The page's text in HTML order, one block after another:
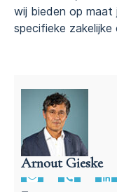
wij bieden op maat
specifieke
Arnout Gieske
Auteursrecht advocaat |